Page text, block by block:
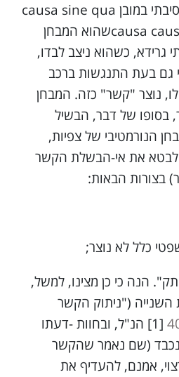
התאונה, אך זהו קשר סיבתי במובן causa sine qua
nonולא במובן – ,causa causansשהוא המבחן
כשהוא ניצב לבדו,
גם בעת התנגשות ברכב
נוצר "קשר" כזה. המבחן
של דבר, הבשיל
הנורמטיבי של צפיות,
לבטא את אי-הבשלת הקשר
בצורות הבאות:
כלל לא נוצר;
הנה כי כן מצינו, למשל,
השנייה ("ניתוק הקשר
[1] הנ"ל, ובחוות -דעתו
(שם נאמר שהקשר
אמנם, להעדיף את